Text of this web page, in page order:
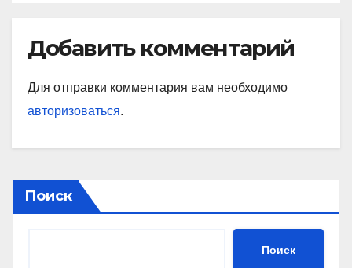
Добавить комментарий
Для отправки комментария вам необходимо
авторизоваться.
Поиск
Поиск